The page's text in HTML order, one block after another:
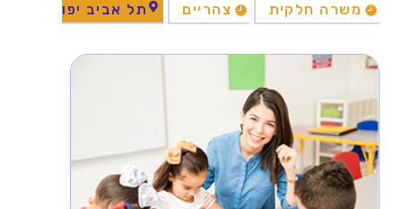
משרה חלקית צהריים תל אביב יפו